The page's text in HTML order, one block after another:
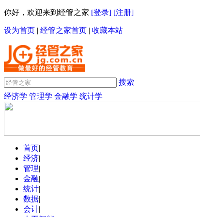
你好，欢迎来到经管之家 [登录] [注册]
设为首页 | 经管之家首页 | 收藏本站
搜索
经济学 管理学 金融学 统计学
首页|
经济|
管理|
金融|
统计|
数据|
会计|